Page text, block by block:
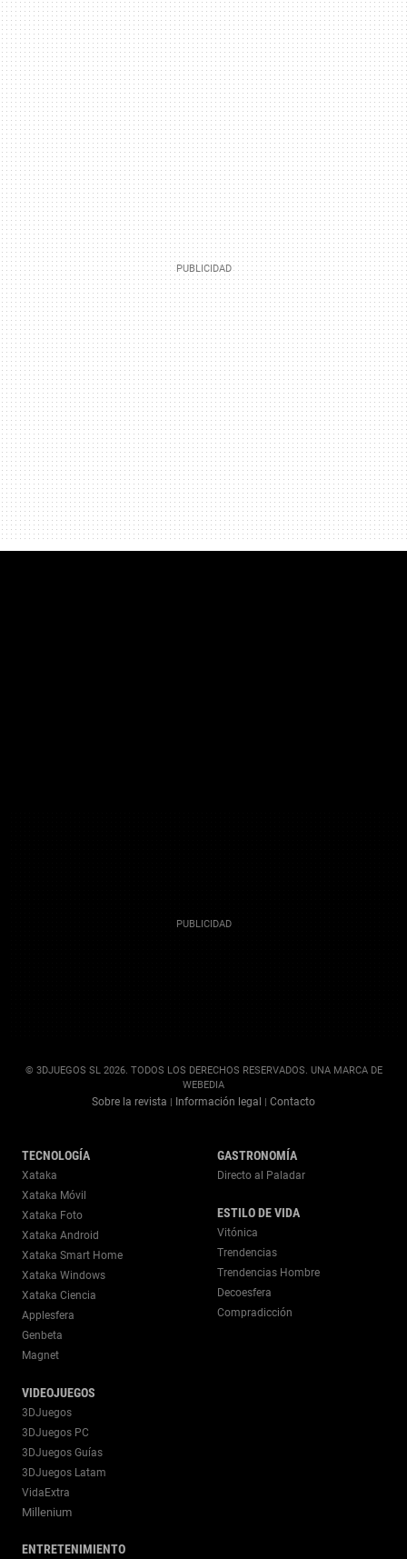
© 3DJUEGOS SL 2026. TODOS LOS DERECHOS RESERVADOS. UNA MARCA DE
WEBEDIA
Sobre la revista Información legal Contacto
TECNOLOGÍA
Xataka
Xataka Móvil
Xataka Foto
Xataka Android
Xataka Smart Home
Xataka Windows
Xataka Ciencia
Applesfera
Genbeta
Magnet
VIDEOJUEGOS
3DJuegos
3DJuegos PC
3DJuegos Guías
3DJuegos Latam
VidaExtra
Millenium
ENTRETENIMIENTO
GASTRONOMÍA
Directo al Paladar
ESTILO DE VIDA
Vitónica
Trendencias
Trendencias Hombre
Decoesfera
Compradicción